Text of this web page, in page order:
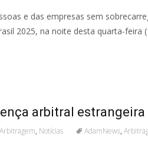
e das empresas sem
2025, na noite desta quarta-
arbitral estrangeira
Arbitragem, Notícias AdamNews,